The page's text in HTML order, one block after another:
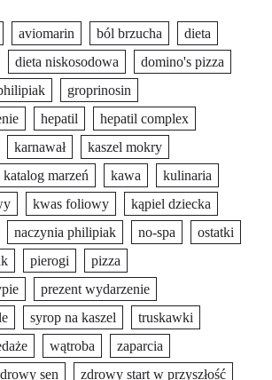
aviomarin ból brzucha
dieta
dieta niskosodowa
domino's pizza
groprinosin
hepatil
hepatil complex
karnawał
kaszel mokry
katalog marzeń kawa
kulinaria
kwas foliowy
kąpiel dziecka
naczynia philipiak no-spa
ostatki
pierogi
pizza
prezent wydarzenie
syrop na kaszel
truskawki
wątroba
zaparcia
sen zdrowy start w przyszłość